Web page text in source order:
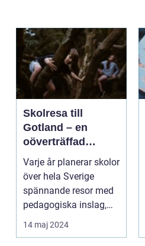
Skolresa till
Gotland – en
oöverträffad
läroplan i levande
historia
Varje år planerar skolor
över hela Sverige
spännande resor med
pedagogiska inslag,
d...
14 maj 2024